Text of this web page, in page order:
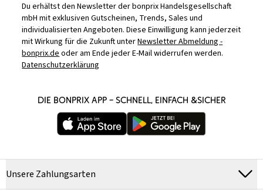
Du erhältst den Newsletter der bonprix Handelsgesellschaft
mbH mit exklusiven Gutscheinen, Trends, Sales und
individualisierten Angeboten. Diese Einwilligung kann jederzeit
mit Wirkung für die Zukunft unterNewsletter Abmeldung -
bonprix.deoder am Ende jeder E-Mail widerrufen werden.
Datenschutzerklärung
DIE BONPRIX APP – SCHNELL, EINFACH &SICHER
Unsere Zahlungsarten